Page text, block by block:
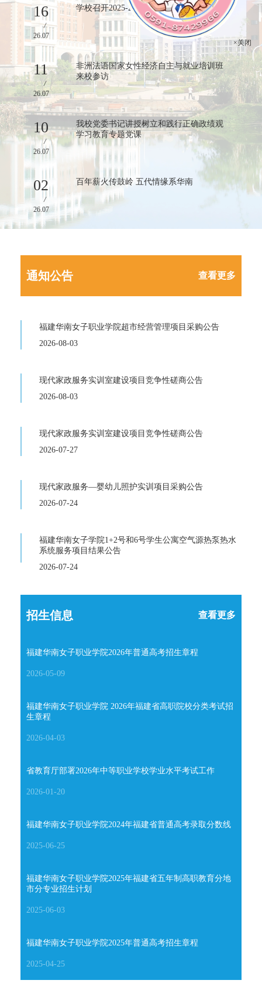
义开展招生咨询、志愿指导服务，甚至散
布不实信息、收取咨询费用。为维护广大
考生合法权益，规范招生秩序，现严正声
明如下：1.我校从未授权任何校外机构、个
人开展招生代理工作。福建华南女子职业
学院招生办公室是学校唯一官方招生机
构，学校未委托、授权任何中介公司、社
会组织、个人以学校名义开展招生宣传、
志愿填报指导、预报名、代收费用等活
动。任何机构或个人宣称与我校存在官方
招生合作，均为虚假表述。2.不存在“内部
指标、低分录取、花钱保障投档”等录取渠
道。我校所有招生录取工作严格按照教育
主管部门相关文件要求执行，录取全程公
招生办电话：0591-87429966，录取结果以
福建省教育考试院平台查询结果为准。4.风
何“咨询费、占位费、服务费”，谨防遭受
财产损失。任何未经我校书面许可，冒用
16
/
26.07
学校召开2025-2026学年期末大会
11
/
26.07
非洲法语国家女性经济自主与就业培训班
来校参访
10
/
26.07
我校党委书记讲授树立和践行正确政绩观
学习教育专题党课
02
/
26.07
百年薪火传鼓岭 五代情缘系华南
通知公告 查看更多
福建华南女子职业学院超市经营管理项目采购公告
2026-08-03
现代家政服务实训室建设项目竞争性磋商公告
2026-08-03
现代家政服务实训室建设项目竞争性磋商公告
2026-07-27
现代家政服务—婴幼儿照护实训项目采购公告
2026-07-24
福建华南女子学院1+2号和6号学生公寓空气源热泵热水
系统服务项目结果公告
2026-07-24
招生信息 查看更多
福建华南女子职业学院2026年普通高考招生章程
2026-05-09
福建华南女子职业学院 2026年福建省高职院校分类考试招
生章程
2026-04-03
省教育厅部署2026年中等职业学校学业水平考试工作
2026-01-20
福建华南女子职业学院2024年福建省普通高考录取分数线
2025-06-25
福建华南女子职业学院2025年福建省五年制高职教育分地
市分专业招生计划
2025-06-03
福建华南女子职业学院2025年普通高考招生章程
2025-04-25